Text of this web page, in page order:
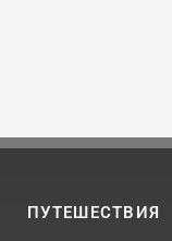
ПУТЕШЕСТВИЯ